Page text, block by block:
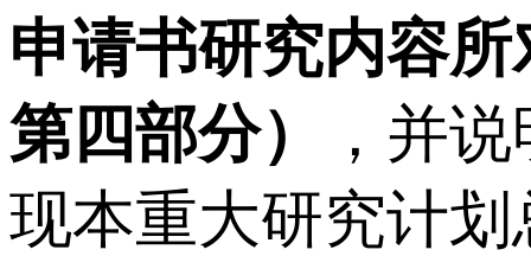
申请书研究内容所
第四部分）
，并
现本重大研究计